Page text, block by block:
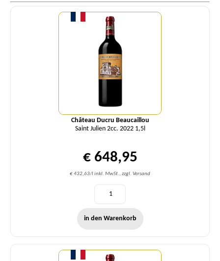
Château Ducru Beaucaillou
Saint Julien 2cc. 2022 1,5l
€ 648,95
€ 432,63/l inkl. MwSt., zzgl. Versand
Menge
in den Warenkorb
Menge